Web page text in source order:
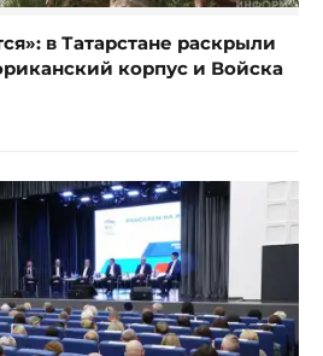
в Татарстане раскрыли
корпус и Войска